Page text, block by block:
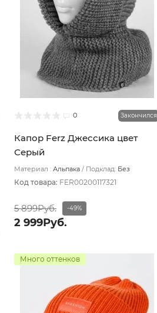
0 Закончился
Капор Ferz Джессика цвет
Серый
Материал : Альпака Подклад: Без
Код товара: FER00200117321
5 899Руб. -49%
2 999Руб.
Много оттенков